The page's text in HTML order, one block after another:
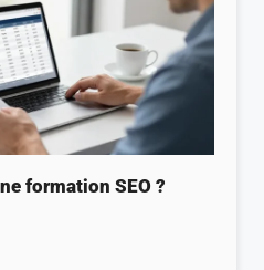
formation SEO ?